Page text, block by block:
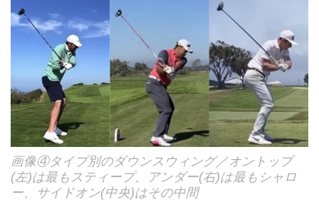
画像④タイプ別のダウンスウィング／オントップ
(左)は最もスティープ、アンダー(右)は最もシャロ
ー、サイドオン(中央)はその中間